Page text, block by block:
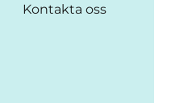
Kontakta oss